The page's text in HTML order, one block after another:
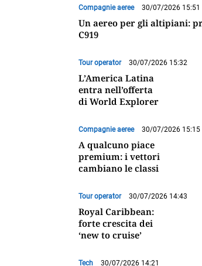
Compagnie aeree 30/07/2026 15:51
Un aereo per gli altipiani:
C919
Tour operator 30/07/2026 15:32
L’America Latina
entra nell’offerta
di World Explorer
Compagnie aeree 30/07/2026 15:15
A qualcuno piace
premium: i vettori
cambiano le classi
Tour operator 30/07/2026 14:43
Royal Caribbean:
forte crescita dei
‘new to cruise’
Tech 30/07/2026 14:21